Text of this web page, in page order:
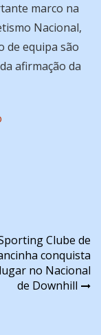
marco na
Nacional,
de equipa são
afirmação da
Clube de
conquista
no Nacional
de Downhill